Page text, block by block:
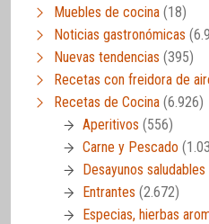
Muebles de cocina (18)
Noticias gastronómicas
Nuevas tendencias (395)
Recetas con freidora de
Recetas de Cocina (6.926)
Aperitivos (556)
Carne y Pescado
Desayunos saludables
Entrantes (2.672)
Especias, hierbas